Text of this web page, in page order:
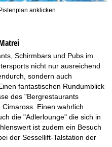
anklicken.
Schirmbars und Pubs im
nicht nur ausreichend
sondern auch
fantastischen Rundumblick
des "Bergrestaurants
Einen wahrlich
die "Adlerlounge" die sich in
ist zudem ein Besuch
der Sessellift-Talstation der